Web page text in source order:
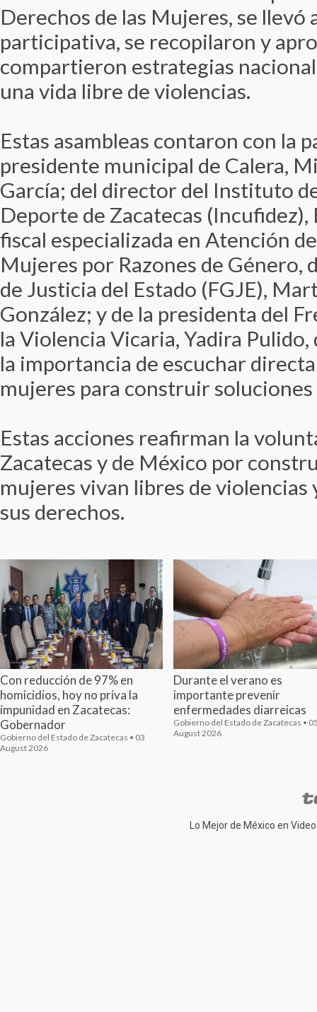
Derechos de las Mujeres, se llevó
participativa, se recopilaron y
compartieron estrategias
una vida libre de violencias.
Estas asambleas contaron con la
presidente municipal de Calera,
García; del director del Instituto
Deporte de Zacatecas (Incufidez),
fiscal especializada en Atención
Mujeres por Razones de Género,
de Justicia del Estado (FGJE),
González; y de la presidenta del
la Violencia Vicaria, Yadira
la importancia de escuchar
mujeres para construir soluciones
Estas acciones reafirman la
Zacatecas y de México por
mujeres vivan libres de
sus derechos.
Con reducción de 97% en
homicidios, hoy no priva la
impunidad en Zacatecas:
Gobernador
Gobierno del Estado de Zacatecas • 03
August 2026
Durante el verano es
importante prevenir
enfermedades diarreicas
Gobierno del Estado de Zacatecas •
August 2026
Lo Mejor de México en